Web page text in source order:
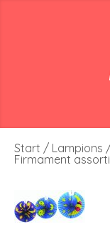
Start / Lampions
Firmament